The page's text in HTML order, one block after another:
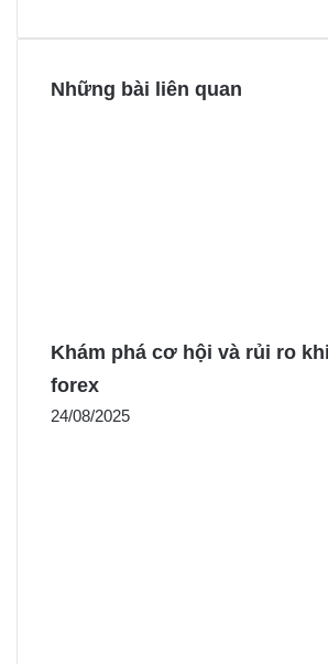
Những bài liên quan
Khám phá cơ hội và rủi ro
forex
24/08/2025